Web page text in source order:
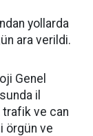
yollarda
ara verildi.
Genel
il
trafik ve can
örgün ve